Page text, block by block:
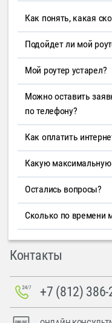
Как понять, какая
Подойдет ли мой
Мой роутер устарел?
Можно оставить
по телефону?
Как оплатить
Какую
Остались вопросы?
Сколько по времени
Контакты
+7 (812) 386-